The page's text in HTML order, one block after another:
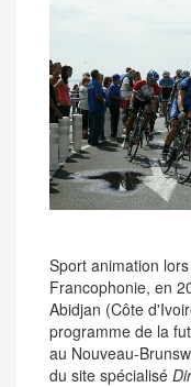
Sport animation
Francophonie, en
Abidjan (Côte
programme de la
au Nouveau-
du site spécialisé